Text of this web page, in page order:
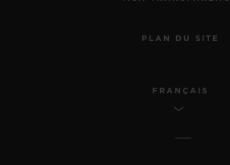
PLAN DU SITE
FRANÇAIS